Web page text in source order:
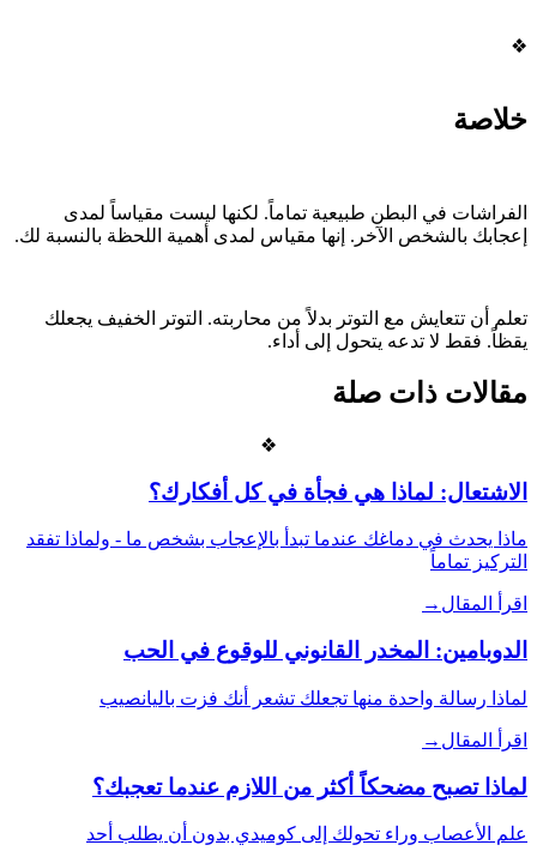
❖
خلاصة
الفراشات في البطن طبيعية تماماً. لكنها ليست مقياساً لمدى
إعجابك بالشخص الآخر. إنها مقياس لمدى أهمية اللحظة بالنسبة لك.
تعلم أن تتعايش مع التوتر بدلاً من محاربته. التوتر الخفيف يجعلك
يقظاً. فقط لا تدعه يتحول إلى أداء.
مقالات ذات صلة
❖
الاشتعال: لماذا هي فجأة في كل أفكارك؟
ماذا يحدث في دماغك عندما تبدأ بالإعجاب بشخص ما - ولماذا تفقد
التركيز تماماً
اقرأ المقال →
الدوبامين: المخدر القانوني للوقوع في الحب
لماذا رسالة واحدة منها تجعلك تشعر أنك فزت باليانصيب
اقرأ المقال →
لماذا تصبح مضحكاً أكثر من اللازم عندما تعجبك؟
علم الأعصاب وراء تحولك إلى كوميدي بدون أن يطلب أحد